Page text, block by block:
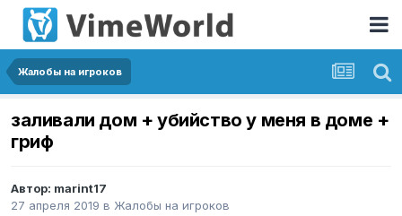
Жалобы на игроков
заливали дом + убийство у меня в доме +
гриф
Автор: marint17
27 апреля 2019 в Жалобы на игроков